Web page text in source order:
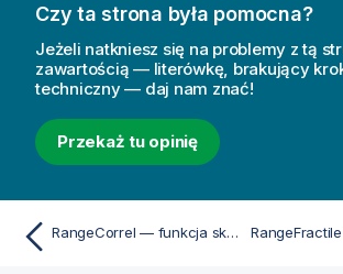
Czy ta strona była pomocna?
Jeżeli natkniesz się na problemy z tą
zawartością — literówkę, brakujący
techniczny — daj nam znać!
Przekaż tu opinię
RangeCorrel — funkcja skryptu i funkcja wykresu